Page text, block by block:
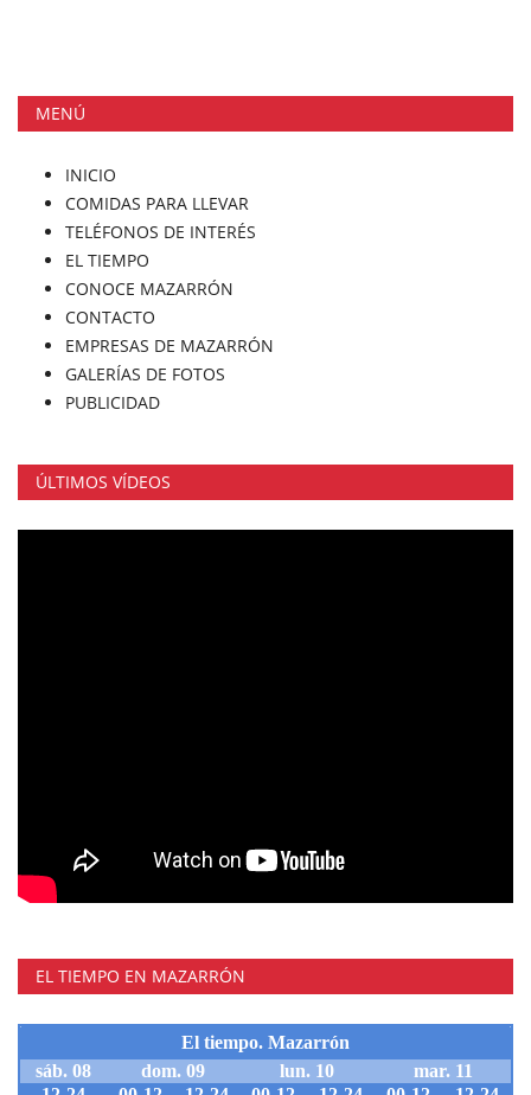
MENÚ
INICIO
COMIDAS PARA LLEVAR
TELÉFONOS DE INTERÉS
EL TIEMPO
CONOCE MAZARRÓN
CONTACTO
EMPRESAS DE MAZARRÓN
GALERÍAS DE FOTOS
PUBLICIDAD
ÚLTIMOS VÍDEOS
EL TIEMPO EN MAZARRÓN